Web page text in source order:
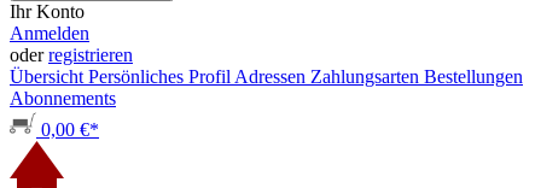
Ihr Konto
Anmelden
oderregistrieren
Übersicht Persönliches Profil Adressen Zahlungsarten Bestellungen
Abonnements
0,00 €*